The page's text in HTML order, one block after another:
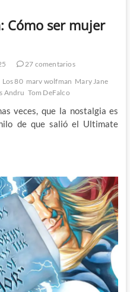
Cómo ser mujer
27 comentarios
Los 80 marv wolfman Mary Jane
Andru Tom DeFalco
veces, que la nostalgia es
de que salió el Ultimate